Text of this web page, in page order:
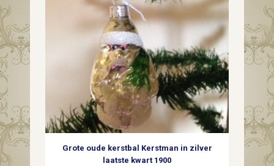
Grote oude kerstbal Kerstman in zilver
laatste kwart 1900